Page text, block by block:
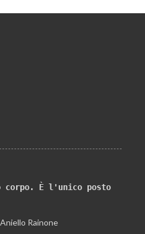
È l'unico posto
Rainone